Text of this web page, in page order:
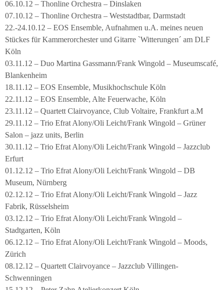
06.10.12 – Thonline Orchestra – Dinslaken
07.10.12 – Thonline Orchestra – Weststadtbar, Darmstadt
22.-24.10.12 – EOS Ensemble, Aufnahmen u.A. meines neuen
Stückes für Kammerorchester und Gitarre `Witterungen´ am DLF
Köln
03.11.12 – Duo Martina Gassmann/Frank Wingold – Museumscafé,
Blankenheim
18.11.12 – EOS Ensemble, Musikhochschule Köln
22.11.12 – EOS Ensemble, Alte Feuerwache, Köln
23.11.12 – Quartett Clairvoyance, Club Voltaire, Frankfurt a.M
29.11.12 – Trio Efrat Alony/Oli Leicht/Frank Wingold – Grüner
Salon – jazz units, Berlin
30.11.12 – Trio Efrat Alony/Oli Leicht/Frank Wingold – Jazzclub
Erfurt
01.12.12 – Trio Efrat Alony/Oli Leicht/Frank Wingold – DB
Museum, Nürnberg
02.12.12 – Trio Efrat Alony/Oli Leicht/Frank Wingold – Jazz
Fabrik, Rüsselsheim
03.12.12 – Trio Efrat Alony/Oli Leicht/Frank Wingold –
Stadtgarten, Köln
06.12.12 – Trio Efrat Alony/Oli Leicht/Frank Wingold – Moods,
Zürich
08.12.12 – Quartett Clairvoyance – Jazzclub Villingen-
Schwenningen